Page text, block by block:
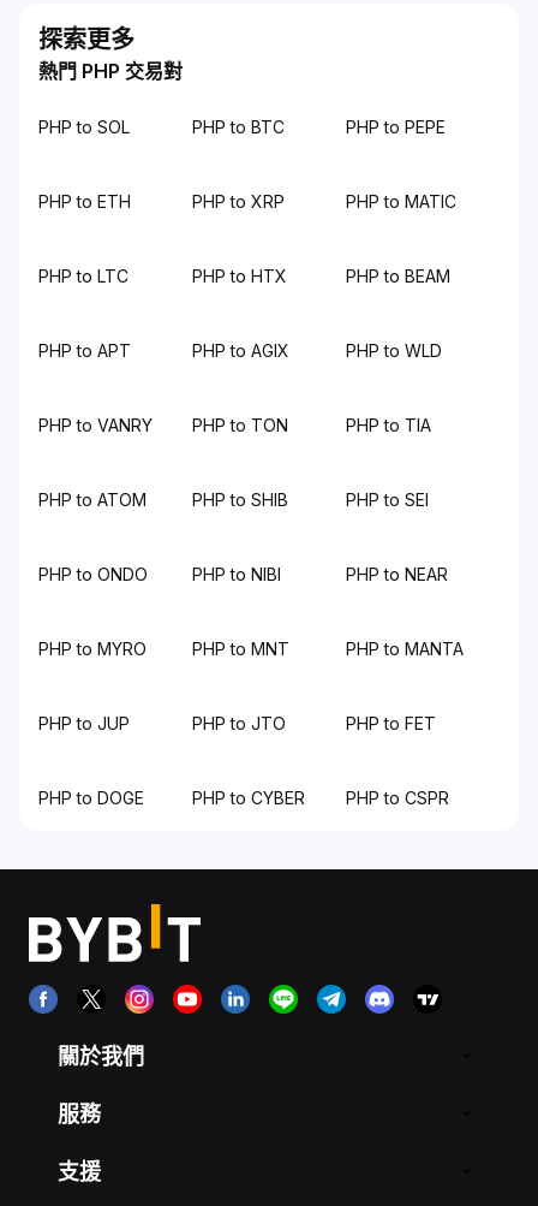
探索更多
熱門 PHP 交易對
PHP to SOL PHP to BTC PHP to PEPE
PHP to ETH PHP to XRP PHP to MATIC
PHP to LTC PHP to HTX PHP to BEAM
PHP to APT PHP to AGIX PHP to WLD
PHP to VANRY PHP to TON PHP to TIA
PHP to ATOM PHP to SHIB PHP to SEI
PHP to ONDO PHP to NIBI PHP to NEAR
PHP to MYRO PHP to MNT PHP to MANTA
PHP to JUP PHP to JTO PHP to FET
PHP to DOGE PHP to CYBER PHP to CSPR
關於我們
服務
支援